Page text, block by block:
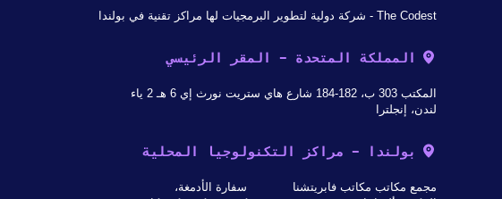
The Codest - شركة دولية لتطوير البرمجيات لها مراكز تقنية في بولندا
المملكة المتحدة - المقر الرئيسي
المكتب 303 ب، 182-184 شارع هاي ستريت نورث إي 6 هـ 2 ياء
لندن، إنجلترا
بولندا - مراكز التكنولوجيا المحلية
مجمع مكاتب مكاتب فابريتشنا
سفارة الأدمغة،